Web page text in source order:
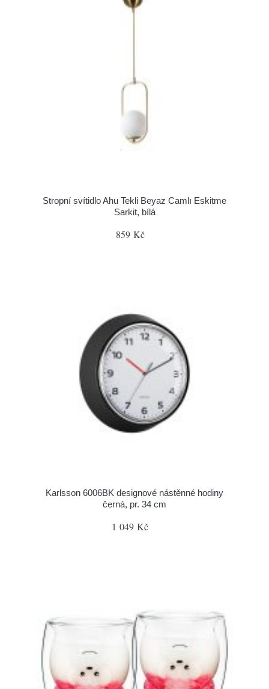
Stropní svítidlo Ahu Tekli Beyaz Camlı Eskitme
Sarkit, bílá
859 Kč
Karlsson 6006BK designové nástěnné hodiny
černá, pr. 34 cm
1 049 Kč